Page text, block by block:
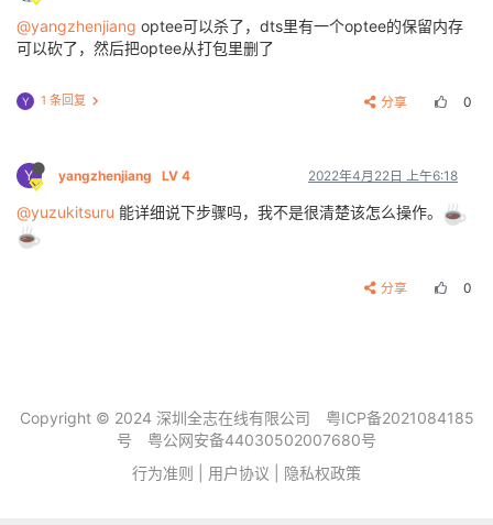
@yangzhenjiang optee可以杀了，dts里有一个optee的保留内存
可以砍了，然后把optee从打包里删了
Y 1 条回复 分享 0
Y yangzhenjiang LV 4 2022年4月22日 上午6:18
@yuzukitsuru 能详细说下步骤吗，我不是很清楚该怎么操作。
分享 0
Copyright © 2024 深圳全志在线有限公司
粤ICP备2021084185
号
粤公网安备44030502007680号
行为准则
用户协议 隐私权政策